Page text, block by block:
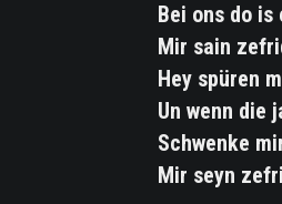
Bei ons do is
Mir sain
Hey spüren
Un wenn die
Schwenke
Mir seyn